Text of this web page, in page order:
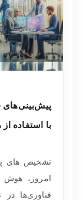
پیش‌بینی‌های
با استفاده
تشخیص های
امروز، هوش
فناوری‌ها